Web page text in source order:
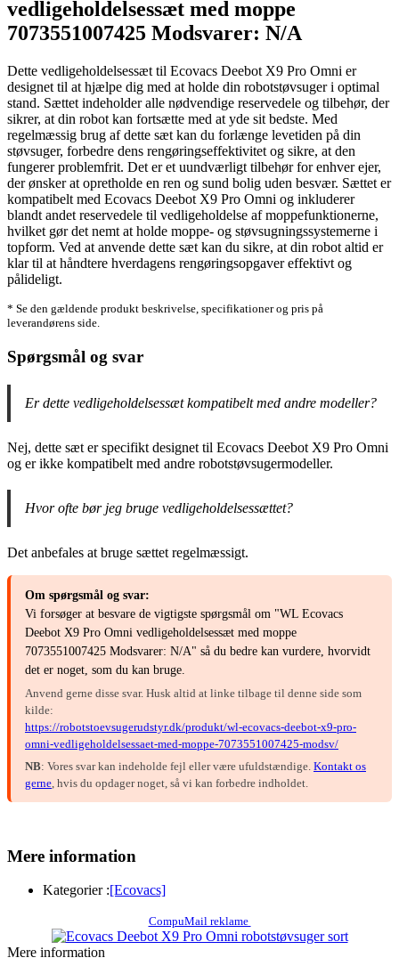
vedligeholdelsessæt med moppe
7073551007425 Modsvarer: N/A
Dette vedligeholdelsessæt til Ecovacs Deebot X9 Pro Omni er
designet til at hjælpe dig med at holde din robotstøvsuger i optimal
stand. Sættet indeholder alle nødvendige reservedele og tilbehør, der
sikrer, at din robot kan fortsætte med at yde sit bedste. Med
regelmæssig brug af dette sæt kan du forlænge levetiden på din
støvsuger, forbedre dens rengøringseffektivitet og sikre, at den
fungerer problemfrit. Det er et uundværligt tilbehør for enhver ejer,
der ønsker at opretholde en ren og sund bolig uden besvær. Sættet er
kompatibelt med Ecovacs Deebot X9 Pro Omni og inkluderer
blandt andet reservedele til vedligeholdelse af moppefunktionerne,
hvilket gør det nemt at holde moppe- og støvsugningssystemerne i
topform. Ved at anvende dette sæt kan du sikre, at din robot altid er
klar til at håndtere hverdagens rengøringsopgaver effektivt og
pålideligt.
* Se den gældende produkt beskrivelse, specifikationer og pris på
leverandørens side.
Spørgsmål og svar
Er dette vedligeholdelsessæt kompatibelt med andre modeller?
Nej, dette sæt er specifikt designet til Ecovacs Deebot X9 Pro Omni
og er ikke kompatibelt med andre robotstøvsugermodeller.
Hvor ofte bør jeg bruge vedligeholdelsessættet?
Det anbefales at bruge sættet regelmæssigt.
Om spørgsmål og svar:
Vi forsøger at besvare de vigtigste spørgsmål om "WL Ecovacs
Deebot X9 Pro Omni vedligeholdelsessæt med moppe
7073551007425 Modsvarer: N/A" så du bedre kan vurdere, hvorvidt
det er noget, som du kan bruge.
Anvend gerne disse svar. Husk altid at linke tilbage til denne side som
kilde:
https://robotstoevsugerudstyr.dk/produkt/wl-ecovacs-deebot-x9-pro-
omni-vedligeholdelsessaet-med-moppe-7073551007425-modsv/
NB: Vores svar kan indeholde fejl eller være ufuldstændige. Kontakt os
gerne , hvis du opdager noget, så vi kan forbedre indholdet.
Mere information
Kategorier :[Ecovacs]
CompuMail reklame
Mere information